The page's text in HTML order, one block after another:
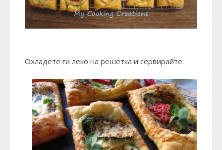
Охладете ги леко на решетка и сервирайте.